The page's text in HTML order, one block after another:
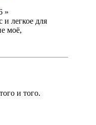
»
и легкое для
моё,
и того.